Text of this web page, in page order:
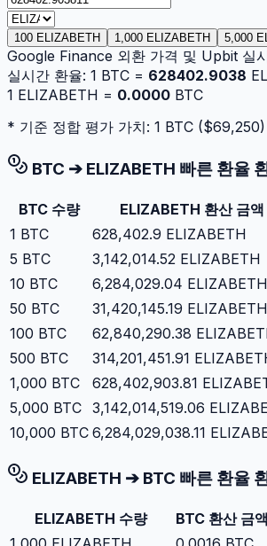
100 ELIZABETH 1,000 ELIZABETH 5,000
Google Finance 외환 가격 및 Upbit 실
실시간 환율: 1 BTC = 628402.9038
1 ELIZABETH = 0.0000 BTC
* 기준 정합 평가 가치: 1 BTC ($69,250
BTC ➔ ELIZABETH 빠른 환율
BTC 수량 ELIZABETH 환산 금액
1 BTC 628,402.9 ELIZABETH
5 BTC 3,142,014.52 ELIZABETH
10 BTC 6,284,029.04 ELIZABETH
50 BTC 31,420,145.19 ELIZABETH
100 BTC 62,840,290.38
500 BTC 314,201,451.91
1,000 BTC 628,402,903.81
5,000 BTC 3,142,014,519.06
10,000 BTC 6,284,029,038.11
ELIZABETH ➔ BTC 빠른 환율
ELIZABETH 수량 BTC 환산 금액